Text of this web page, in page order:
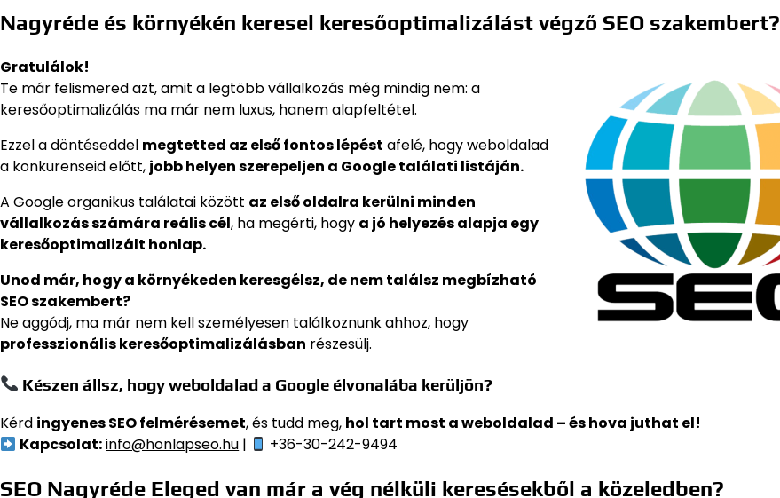
Nagyréde és környékén keresel keresőoptimalizálást végző SEO szakembert?
Gratulálok!
Te már felismered azt, amit a legtöbb vállalkozás még mindig nem: a
keresőoptimalizálás ma már nem luxus, hanem alapfeltétel.
Ezzel a döntéseddel megtetted az első fontos lépést afelé, hogy weboldalad
a konkurenseid előtt, jobb helyen szerepeljen a Google találati listáján.
A Google organikus találatai között az első oldalra kerülni minden
vállalkozás számára reális cél, ha megérti, hogy a jó helyezés alapja egy
keresőoptimalizált honlap.
Unod már, hogy a környékeden keresgélsz, de nem találsz megbízható
SEO szakembert?
Ne aggódj, ma már nem kell személyesen találkoznunk ahhoz, hogy
professzionális keresőoptimalizálásban részesülj.
Készen állsz, hogy weboldalad a Google élvonalába kerüljön?
Kérd ingyenes SEO felmérésemet, és tudd meg, hol tart most a weboldalad – és hova juthat el!
Kapcsolat:info@honlapseo.hu | +36-30-242-9494
SEO Nagyréde Eleged van már a vég nélküli keresésekből a közeledben?